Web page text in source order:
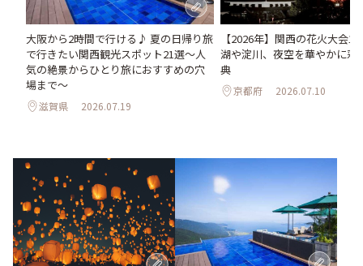
大阪から2時間で行ける♪ 夏の日帰り旅
で行きたい関西観光スポット21選～人
気の絶景からひとり旅におすすめの穴
場まで～
滋賀県 2026.07.19
【2026年】関西の花火大会
湖や淀川、夜空を華やかに彩
典
京都府 2026.07.10